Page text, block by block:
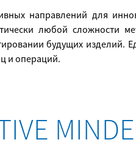
направлений для
любой сложности
будущих изделий.
и операций.